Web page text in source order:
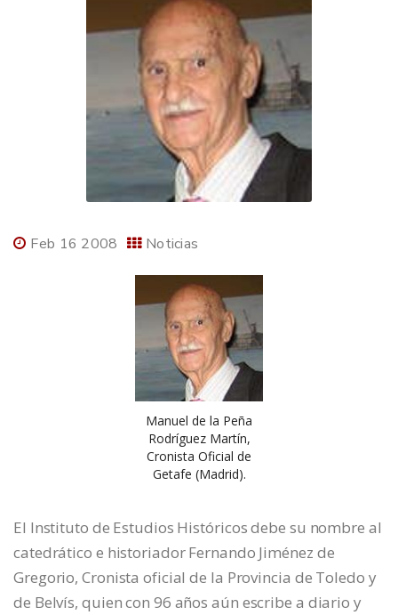
Feb 16 2008 Noticias
Manuel de la Peña
Rodríguez Martín,
Cronista Oficial de
Getafe (Madrid).
El Instituto de Estudios Históricos debe su nombre al
catedrático e historiador Fernando Jiménez de
Gregorio, Cronista oficial de la Provincia de Toledo y
de Belvís, quien con 96 años aún escribe a diario y